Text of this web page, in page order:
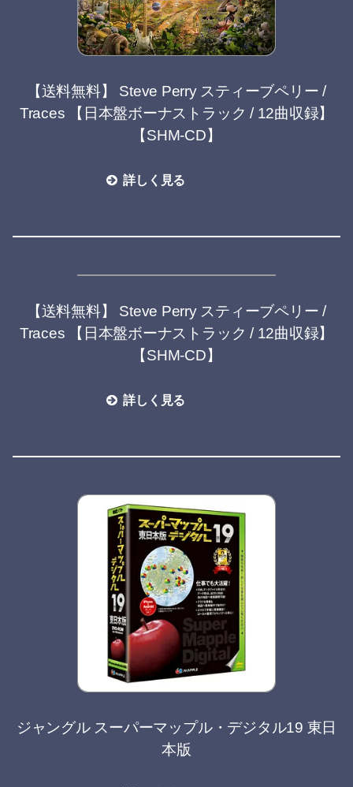
【送料無料】 Steve Perry スティーブペリー /
Traces 【日本盤ボーナストラック / 12曲収録】
【SHM-CD】
詳しく見る
【送料無料】 Steve Perry スティーブペリー /
Traces 【日本盤ボーナストラック / 12曲収録】
【SHM-CD】
詳しく見る
ジャングル スーパーマップル・デジタル19 東日
本版